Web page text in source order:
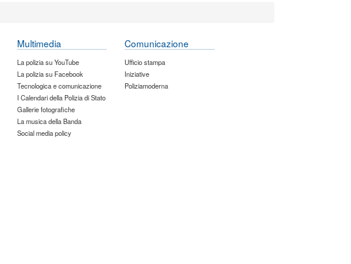
Multimedia
La polizia su YouTube
La polizia su Facebook
Tecnologica e comunicazione
I Calendari della Polizia di Stato
Gallerie fotografiche
La musica della Banda
Social media policy
Comunicazione
Ufficio stampa
Iniziative
Poliziamoderna